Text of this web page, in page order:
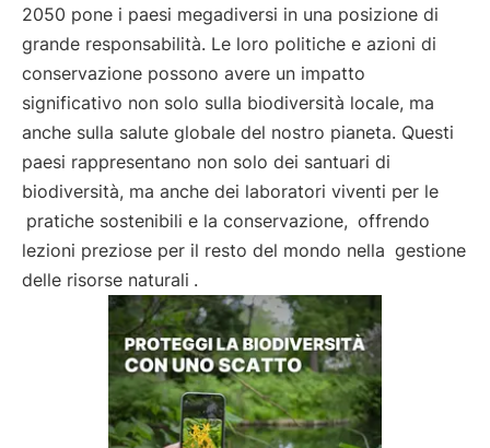
2050 pone i paesi megadiversi in una posizione di
grande responsabilità. Le loro politiche e azioni di
conservazione possono avere un impatto
significativo non solo sulla biodiversità locale, ma
anche sulla salute globale del nostro pianeta. Questi
paesi rappresentano non solo dei santuari di
biodiversità, ma anche dei laboratori viventi per le
pratiche sostenibili e la conservazione, offrendo
lezioni preziose per il resto del mondo nella gestione
delle risorse naturali .